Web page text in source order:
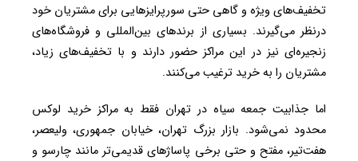
تخفیف‌های ویژه و گاهی حتی سورپرایزهایی برای مشتریان خود
درنظر می‌گیرند. بسیاری از برندهای بین‌المللی و فروشگاه‌های
زنجیره‌ای نیز در این مراکز حضور دارند و با تخفیف‌های زیاد،
مشتریان را به خرید ترغیب می‌کنند.
اما جذابیت جمعه سیاه در تهران فقط به مراکز خرید لوکس
محدود نمی‌شود. بازار بزرگ تهران، خیابان جمهوری، ولیعصر،
هفت‌تیر، مفتح و حتی برخی پاساژهای قدیمی‌تر مانند چارسو و